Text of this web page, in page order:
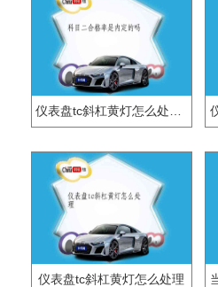
仪表盘tc斜杠黄灯怎么处理